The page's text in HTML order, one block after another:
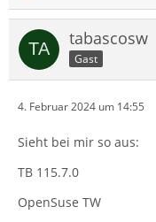
tabascosw
Gast
4. Februar 2024 um 14:55
Sieht bei mir so aus:
TB 115.7.0
OpenSuse TW